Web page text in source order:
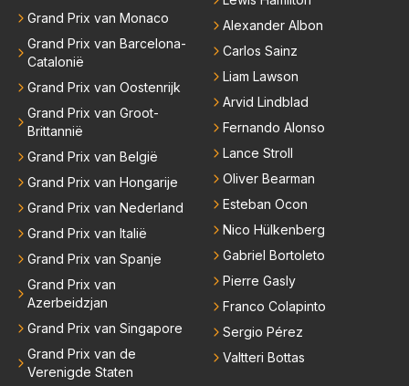
Grand Prix van Monaco
Grand Prix van Barcelona-
Catalonië
Grand Prix van Oostenrijk
Grand Prix van Groot-
Brittannië
Grand Prix van België
Grand Prix van Hongarije
Grand Prix van Nederland
Grand Prix van Italië
Grand Prix van Spanje
Grand Prix van
Azerbeidzjan
Grand Prix van Singapore
Grand Prix van de
Verenigde Staten
Alexander Albon
Carlos Sainz
Liam Lawson
Arvid Lindblad
Fernando Alonso
Lance Stroll
Oliver Bearman
Esteban Ocon
Nico Hülkenberg
Gabriel Bortoleto
Pierre Gasly
Franco Colapinto
Sergio Pérez
Valtteri Bottas